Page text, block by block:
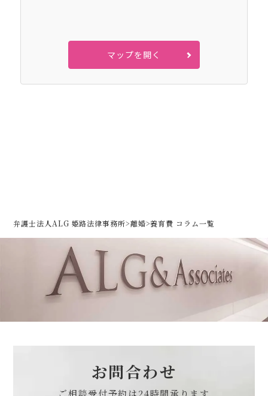
マップを開く
弁護士法人ALG 姫路法律事務所>離婚>養育費 コラム一覧
お問合わせ
ご相談受付予約は24時間承ります